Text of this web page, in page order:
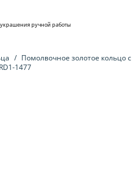
украшения ручной работы
Помолвочное золотое кольцо с
1477